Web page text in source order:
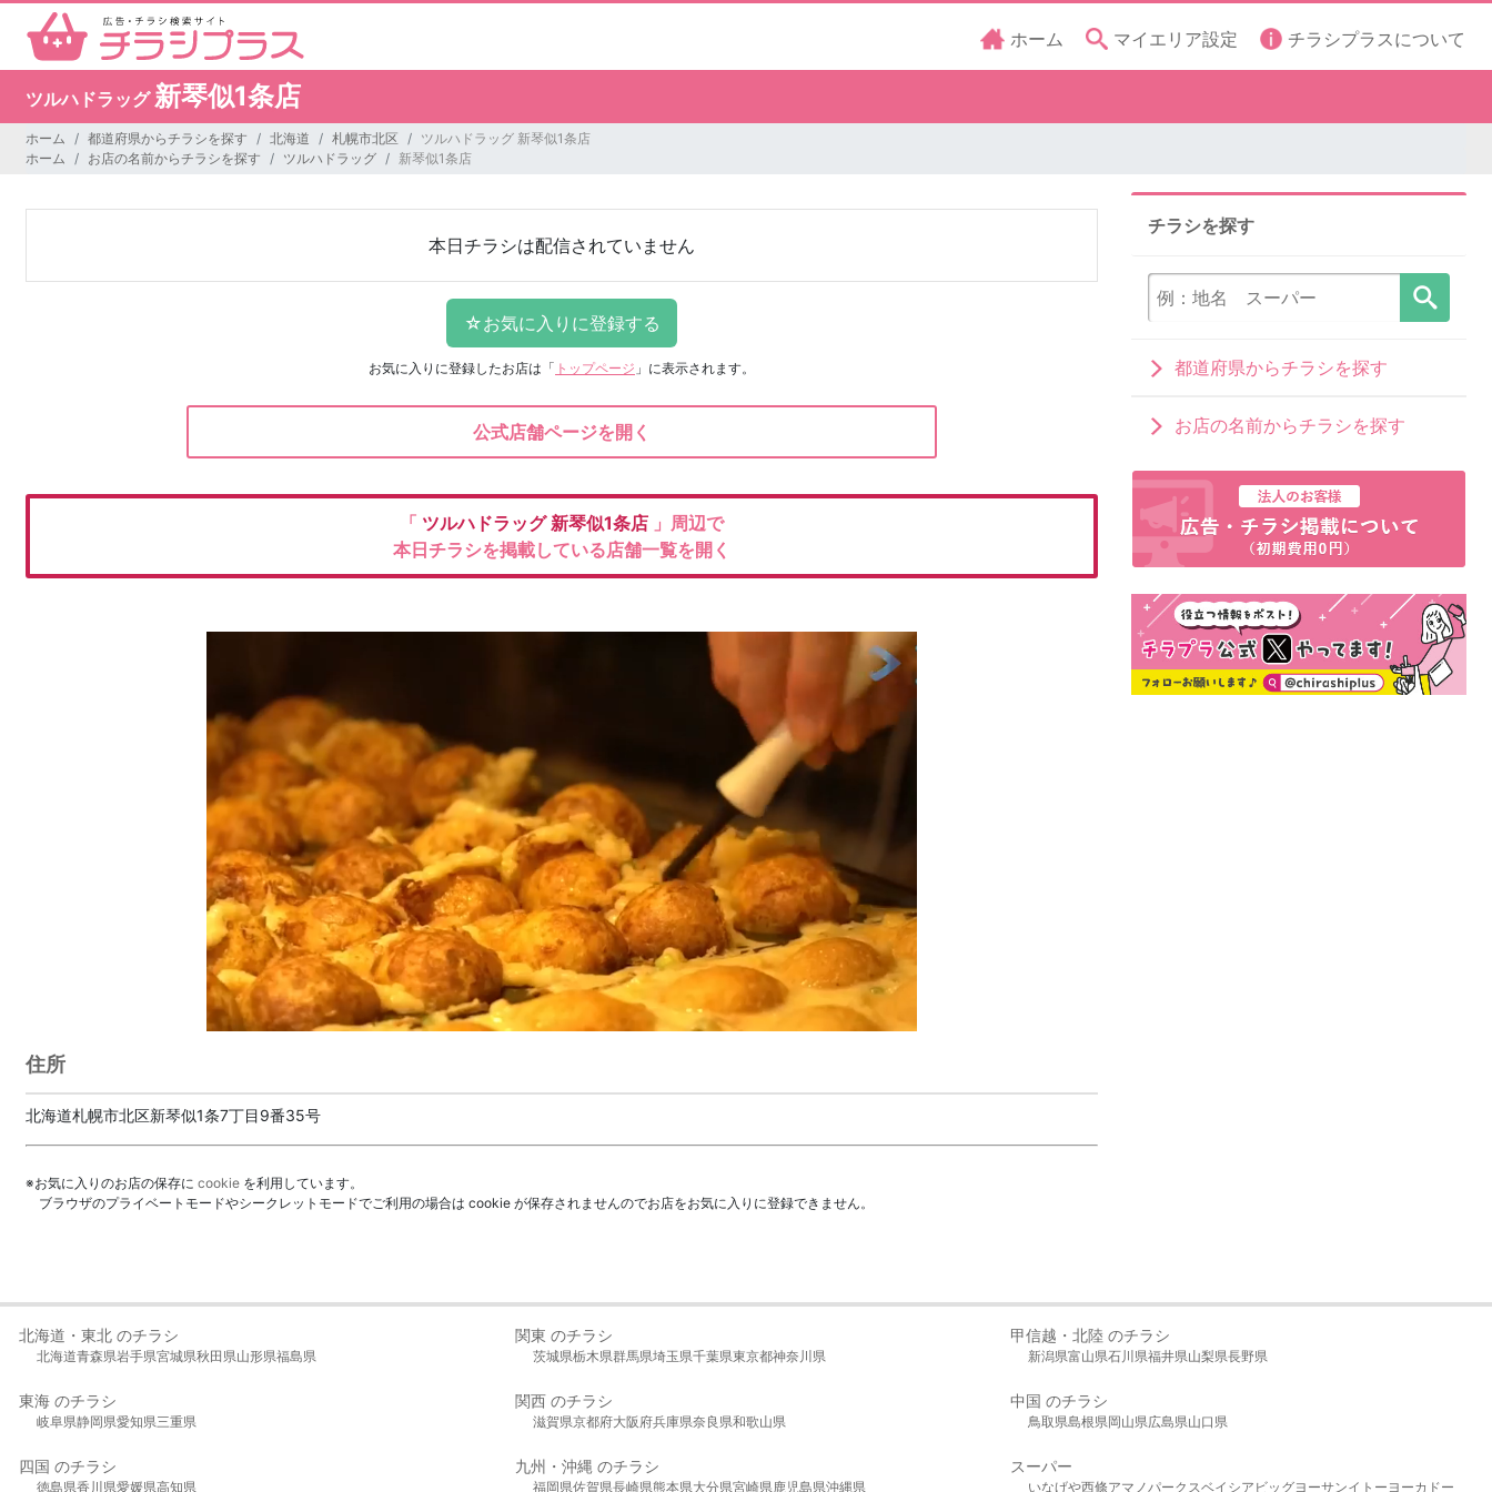
ホーム マイエリア設定 チラシプラスについて
ツルハドラッグ 新琴似1条店
ホーム 都道府県からチラシを探す 北海道 札幌市北区
ツルハドラッグ 新琴似1条店
ホーム
お店の名前からチラシを探す ツルハドラッグ 新琴似1条店
本日チラシは配信されていません
お気に入りに登録したお店は 「 トップページ 」に表示されます。
公式店舗ページを開く
「 ツルハドラッグ新琴似1条店 」周辺で
本日チラシを掲載している店舗一覧を開く
住所
北海道札幌市北区新琴似1条7丁目9番35号
※お気に入りのお店の保存に cookie を利用しています。
ブラウザのプライベートモードやシークレットモードでご利用の場合は cookie が保存されませんのでお店をお気に入りに登録できません。
チラシを探す
都道府県からチラシを探す
お店の名前からチラシを探す
北海道・東北 のチラシ
北海道青森県岩手県宮城県秋田県山形県福島県
関東 のチラシ
茨城県栃木県群馬県埼玉県千葉県東京都神奈川県
甲信越・北陸 のチラシ
新潟県富山県石川県福井県山梨県長野県
東海 のチラシ
岐阜県静岡県愛知県三重県
関西 のチラシ
滋賀県京都府大阪府兵庫県奈良県和歌山県
中国 のチラシ
鳥取県島根県岡山県広島県山口県
四国 のチラシ
徳島県香川県愛媛県高知県
九州・沖縄 のチラシ
福岡県佐賀県長崎県熊本県大分県宮崎県鹿児島県沖縄県
スーパー
いなげや西條アマノパークスベイシア ビッグヨーサンイトーヨーカドー